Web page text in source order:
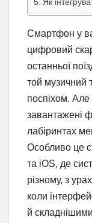
Як
Смартфон у
цифровий
останньої
той музичний
поспіхом. Але
завантажені
лабіринтах
Особливо це
та iOS, де
різному, з
коли
й